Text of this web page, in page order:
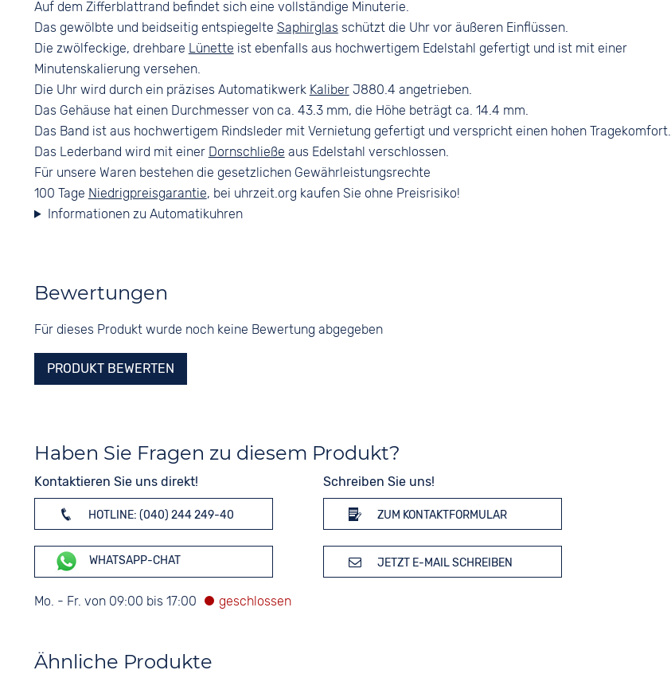
Auf dem Zifferblattrand befindet sich eine vollständige Minuterie.
Das gewölbte und beidseitig entspiegelte Saphirglas schützt die Uhr vor äußeren Einflüssen.
Die zwölfeckige, drehbare Lünette ist ebenfalls aus hochwertigem Edelstahl gefertigt und ist mit einer
Minutenskalierung versehen.
Die Uhr wird durch ein präzises Automatikwerk KaliberJ880.4 angetrieben.
Das Gehäuse hat einen Durchmesser von ca. 43.3 mm, die Höhe beträgt ca. 14.4 mm.
Das Band ist aus hochwertigem Rindsleder mit Vernietung gefertigt und verspricht einen hohen Tragekomfort.
Das Lederband wird mit einer Dornschließe aus Edelstahl verschlossen.
Für unsere Waren bestehen die gesetzlichen Gewährleistungsrechte
100 Tage Niedrigpreisgarantie, bei uhrzeit.org kaufen Sie ohne Preisrisiko!
Informationen zu Automatikuhren
Bewertungen
Für dieses Produkt wurde noch keine Bewertung abgegeben
PRODUKT BEWERTEN
Haben Sie Fragen zu diesem Produkt?
Kontaktieren Sie uns direkt!
HOTLINE: (040) 244 249-40
WHATSAPP-CHAT
Mo. - Fr. von 09:00 bis 17:00
Schreiben Sie uns!
ZUM KONTAKTFORMULAR
JETZT E-MAIL SCHREIBEN
Ähnliche Produkte